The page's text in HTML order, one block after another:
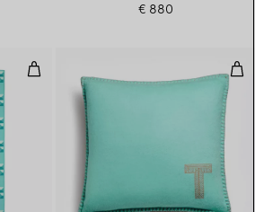
€ 880
Couverture T True en